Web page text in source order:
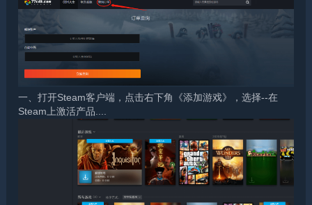
一、打开Steam客户端，点击右下角《添加游戏》，选择--在
Steam上激活产品....